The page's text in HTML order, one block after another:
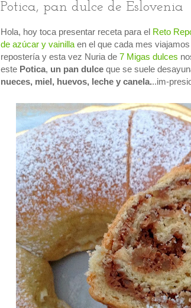
Potica, pan dulce de Eslovenia
Hola, hoy toca presentar receta para el Reto
de azúcar y vainilla en el que cada mes
repostería y esta vez Nuria de 7 Migas dulces
este Potica, un pan dulce que se suele
nueces, miel, huevos, leche y canela...im-